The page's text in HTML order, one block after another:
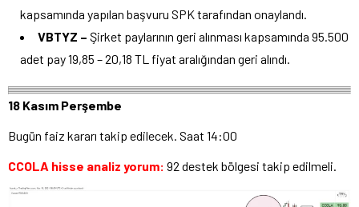
kapsamında yapılan başvuru SPK tarafından onaylandı.
VBTYZ – Şirket paylarının geri alınması kapsamında 95.500
adet pay 19,85 – 20,18 TL fiyat aralığından geri alındı.
18 Kasım Perşembe
Bugün faiz kararı takip edilecek. Saat 14:00
CCOLA hisse analiz yorum: 92 destek bölgesi takip edilmeli.